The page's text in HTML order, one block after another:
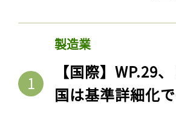
製造業
【国際】WP.29
国は基準詳細化